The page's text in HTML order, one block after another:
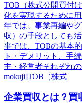
TOB（株式公開買付
化を実現するために
年では、事業再編や
収）の手段としても
事では、TOBの基本
ト・デメリット、手
主・経営者それぞれ
mokuji]TOB（株式
企業買収とは？買